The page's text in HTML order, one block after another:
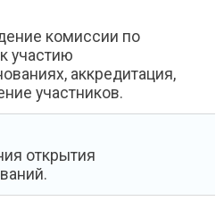
комиссии по
участию
аккредитация,
участников.
открытия